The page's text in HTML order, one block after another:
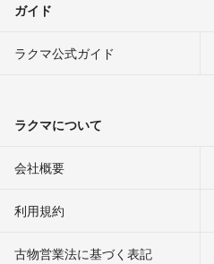
ガイド
ラクマ公式ガイド
ラクマについて
会社概要
利用規約
古物営業法に基づく表記